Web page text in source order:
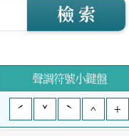
檢 索
聲調符號小鍵盤
ˊ
ˇ ˋ ^ +